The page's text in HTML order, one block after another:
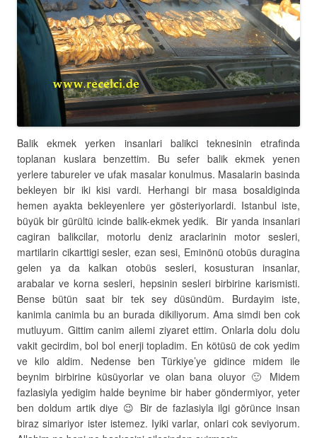
Balik ekmek yerken insanlari balikci teknesinin etrafinda
toplanan kuslara benzettim. Bu sefer balik ekmek yenen
yerlere tabureler ve ufak masalar konulmus. Masalarin basinda
bekleyen bir iki kisi vardi. Herhangi bir masa bosaldiginda
hemen ayakta bekleyenlere yer gösteriyorlardi. Istanbul iste,
büyük bir gürültü icinde balik-ekmek yedik. Bir yanda insanlari
cagiran balikcilar, motorlu deniz araclarinin motor sesleri,
martilarin cikarttigi sesler, ezan sesi, Eminönü otobüs duragina
gelen ya da kalkan otobüs sesleri, kosusturan insanlar,
arabalar ve korna sesleri, hepsinin sesleri birbirine karismisti.
Bense bütün saat bir tek sey düsündüm. Burdayim iste,
kanimla canimla bu an burada dikiliyorum. Ama simdi ben cok
mutluyum. Gittim canim ailemi ziyaret ettim. Onlarla dolu dolu
vakit gecirdim, bol bol enerji topladim. En kötüsü de cok yedim
ve kilo aldim. Nedense ben Türkiye’ye gidince midem ile
beynim birbirine küsüyorlar ve olan bana oluyor 🙂 Midem
fazlasiyla yedigim halde beynime bir haber göndermiyor, yeter
ben doldum artik diye 😉 Bir de fazlasiyla ilgi görünce insan
biraz simariyor ister istemez. Iyiki varlar, onlari cok seviyorum.